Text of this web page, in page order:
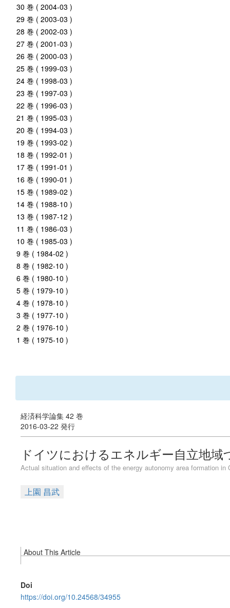
30 巻 ( 2004-03 )
29 巻 ( 2003-03 )
28 巻 ( 2002-03 )
27 巻 ( 2001-03 )
26 巻 ( 2000-03 )
25 巻 ( 1999-03 )
24 巻 ( 1998-03 )
23 巻 ( 1997-03 )
22 巻 ( 1996-03 )
21 巻 ( 1995-03 )
20 巻 ( 1994-03 )
19 巻 ( 1993-02 )
18 巻 ( 1992-01 )
17 巻 ( 1991-01 )
16 巻 ( 1990-01 )
15 巻 ( 1989-02 )
14 巻 ( 1988-10 )
13 巻 ( 1987-12 )
11 巻 ( 1986-03 )
10 巻 ( 1985-03 )
9 巻 ( 1984-02 )
8 巻 ( 1982-10 )
6 巻 ( 1980-10 )
5 巻 ( 1979-10 )
4 巻 ( 1978-10 )
3 巻 ( 1977-10 )
2 巻 ( 1976-10 )
1 巻 ( 1975-10 )
経済科学論集 42 巻
2016-03-22 発行
ドイツにおけるエネルギー自立地
Actual situation and effects of the energy autonomy area formation in
上園 昌武
About This Article
Doi
https://doi.org/10.24568/34955